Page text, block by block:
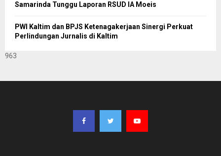
Samarinda Tunggu Laporan RSUD IA Moeis
PWI Kaltim dan BPJS Ketenagakerjaan Sinergi Perkuat
Perlindungan Jurnalis di Kaltim
963